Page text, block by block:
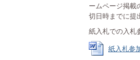
ームページ掲載
切日時までに提
紙入札での入札
紙入札参